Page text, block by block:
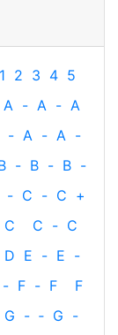
1 2 3 4 5
A - A - A
- A - A -
- B - B -
- C - C +
C C - C
D E - E -
- F - F
F
G - ‐ G -